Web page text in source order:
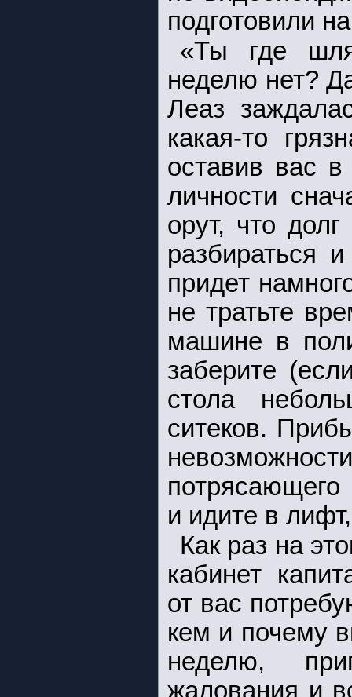
подготовили
«Ты где
неделю нет?
Леаз
какая-то
оставив вас
личности
орут, что
разбираться
придет
не тратьте
машине в
заберите
стола
ситеков.
потрясающего
и идите в
Как раз на
кабинет
от вас
кем и почему
неделю,
жалования и